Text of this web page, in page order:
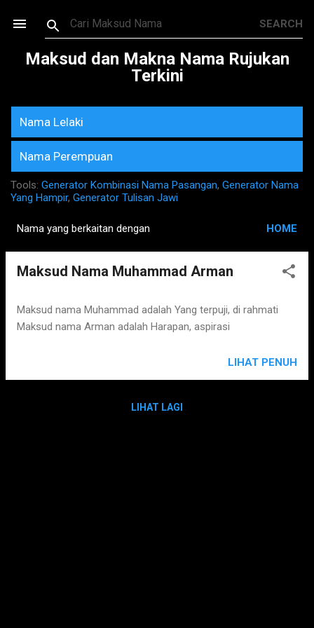
Skip to main content
Maksud dan Makna Nama Rujukan
Terkini
Nama Lelaki
Nama Perempuan
Tools: Generator Kombinasi Nama Pasangan, Generator Nama
Yang Hampir, Generator Tulisan Jawi
o
Nama yang berkaitan dengan HOME
Maksud Nama Muhammad Arman
Maksud nama Muhammad adalah Yang terpuji, di rahmati
Maksud nama Arman adalah Harapan, aspirasi
LIHAT PENUH
LIHAT LAGI